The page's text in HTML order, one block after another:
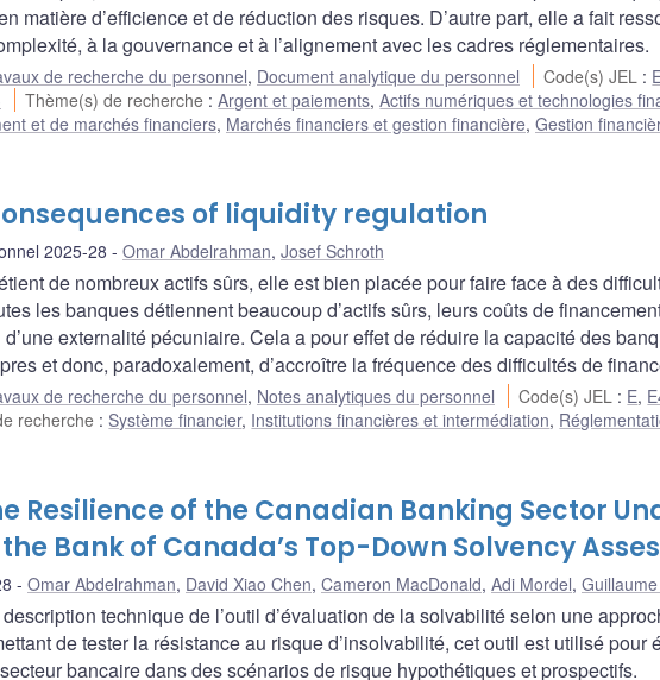
matière d’efficience et de réduction des risques. D’autre part, elle a fait
à la gouvernance et à l’alignement avec les cadres réglementaires.
de recherche du personnel, Document analytique du personnel Code(s) JEL :
Thème(s) de recherche :Argent et paiements,Actifs numériques et technologies
et de marchés financiers, Marchés financiers et gestion financière, Gestion
of liquidity regulation
2025-28 Omar Abdelrahman, Josef Schroth
de nombreux actifs sûrs, elle est bien placée pour faire face à des
les banques détiennent beaucoup d’actifs sûrs, leurs coûts de
externalité pécuniaire. Cela a pour effet de réduire la capacité des
et donc, paradoxalement, d’accroître la fréquence des difficultés de
de recherche du personnel, Notes analytiques du personnel Code(s) JEL : E,
recherche : Système financier, Institutions financières et intermédiation,
Resilience of the Canadian Banking Sector
Bank of Canada’s Top-Down Solvency
Omar Abdelrahman, David Xiao Chen, Cameron MacDonald, Adi Mordel,
technique de l’outil d’évaluation de la solvabilité selon une
de tester la résistance au risque d’insolvabilité, cet outil est utilisé pour
bancaire dans des scénarios de risque hypothétiques et prospectifs.